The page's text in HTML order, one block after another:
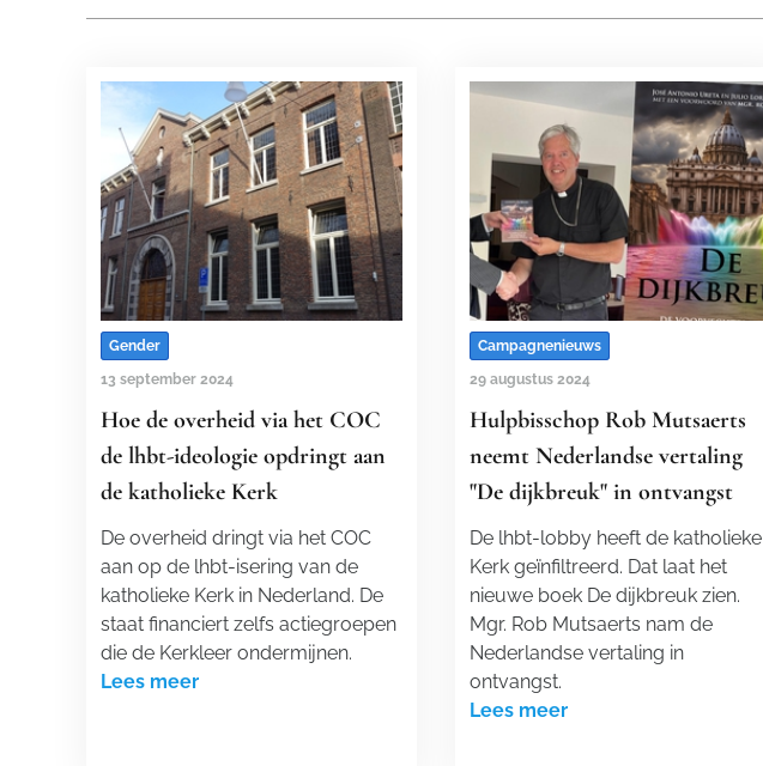
Gender
13 september 2024
Hoe de overheid via het COC
de lhbt-ideologie opdringt aan
de katholieke Kerk
De overheid dringt via het COC
aan op de lhbt-isering van de
katholieke Kerk in Nederland. De
staat financiert zelfs actiegroepen
die de Kerkleer ondermijnen.
Lees meer
Campagnenieuws
29 augustus 2024
Hulpbisschop Rob Mutsaerts
neemt Nederlandse vertaling
"De dijkbreuk" in ontvangst
De lhbt-lobby heeft de katholieke
Kerk geïnfiltreerd. Dat laat het
nieuwe boek De dijkbreuk zien.
Mgr. Rob Mutsaerts nam de
Nederlandse vertaling in
ontvangst.
Lees meer